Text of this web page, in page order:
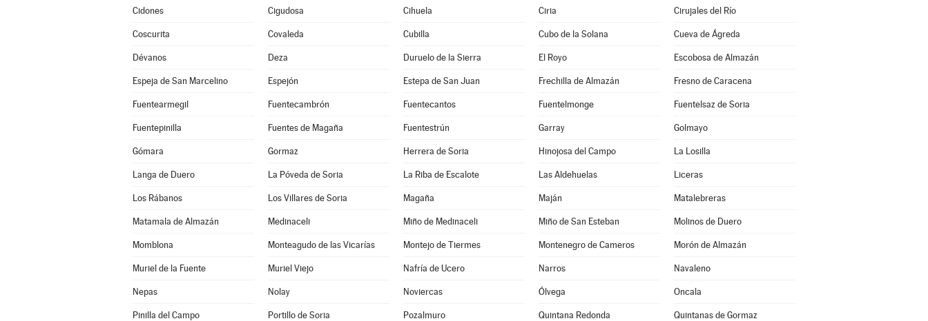
Cidones Cigudosa Cihuela Ciria Cirujales del Río
Coscurita Covaleda Cubilla Cubo de la Solana Cueva de Ágreda
Dévanos Deza Duruelo de la Sierra El Royo Escobosa de Almazán
Espeja de San Marcelino Espejón Estepa de San Juan Frechilla de Almazán Fresno de Caracena
Fuentearmegil Fuentecambrón Fuentecantos Fuentelmonge Fuentelsaz de Soria
Fuentepinilla Fuentes de Magaña Fuentestrún Garray Golmayo
Gómara Gormaz Herrera de Soria Hinojosa del Campo La Losilla
Langa de Duero La Póveda de Soria La Riba de Escalote Las Aldehuelas Liceras
Los Rábanos Los Villares de Soria Magaña Maján Matalebreras
Matamala de Almazán Medinaceli Miño de Medinaceli Miño de San Esteban Molinos de Duero
Momblona Monteagudo de las Vicarías Montejo de Tiermes Montenegro de Cameros Morón de Almazán
Muriel de la Fuente Muriel Viejo Nafría de Ucero Narros Navaleno
Nepas Nolay Noviercas Ólvega Oncala
Pinilla del Campo Portillo de Soria Pozalmuro Quintana Redonda Quintanas de Gormaz